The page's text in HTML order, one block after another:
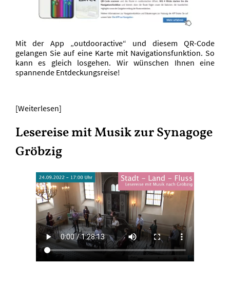
Mit der App „outdooractive“ und diesem QR-Code
gelangen Sie auf eine Karte mit Navigationsfunktion. So
kann es gleich losgehen. Wir wünschen Ihnen eine
spannende Entdeckungsreise!
[Weiterlesen]
Lesereise mit Musik zur Synagoge
Gröbzig